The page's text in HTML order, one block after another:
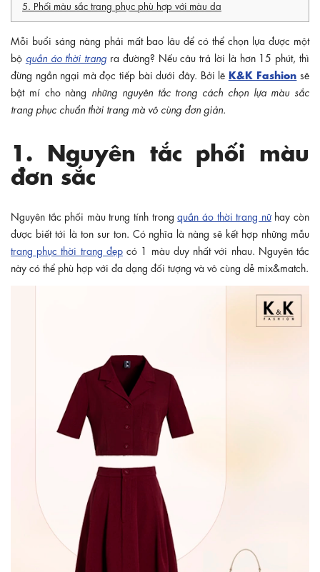
5. Phối màu sắc trang phục phù hợp với màu da
Mỗi buổi sáng nàng phải mất bao lâu để có thể chọn lựa được một
bộ quần áo thời trang ra đường? Nếu câu trả lời là hơn 15 phút, thì
đừng ngần ngại mà đọc tiếp bài dưới đây. Bởi lẽ K&K Fashion sẽ
bật mí cho nàng những nguyên tắc trong cách chọn lựa màu sắc
trang phục chuẩn thời trang mà vô cùng đơn giản.
1. Nguyên tắc phối màu
đơn sắc
Nguyên tắc phối màu trung tính trong quần áo thời trang nữ hay còn
được biết tới là ton sur ton. Có nghĩa là nàng sẽ kết hợp những mẫu
trang phục thời trang đẹp có 1 màu duy nhất với nhau. Nguyên tắc
này có thể phù hợp với đa dạng đối tượng và vô cùng dễ mix&match.